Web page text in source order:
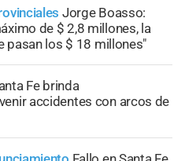
Jorge Boasso:
de $ 2,8 millones, la
pasan los $ 18 millones"
Fe brinda
accidentes con arcos de